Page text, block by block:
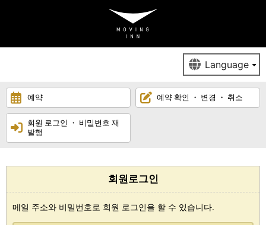
예약 예약 확인 ・ 변경 ・ 취소
회원 로그인 ・ 비밀번호 재
발행
회원로그인
메일 주소와 비밀번호로 회원 로그인을 할 수 있습니다.